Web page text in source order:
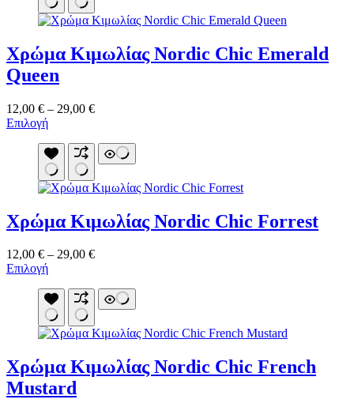
πολλαπλές
παραλλαγές.
επιλογές
μπορούν
να
στη
σελίδα
προϊόντος
Χρώμα Κιμωλίας Nordic Chic Emerald
Queen
12,00 € – 29,00 €Price
through
29,00 €
ΕπιλογήΑυτό
προϊόν
έχει
πολλαπλές
παραλλαγές.
επιλογές
μπορούν
να
επιλεγούν
στη
σελίδα
του
προϊόντος
Χρώμα Κιμωλίας Nordic Chic Forrest
12,00 € – 29,00 €Price
through
29,00 €
ΕπιλογήΑυτό
προϊόν
έχει
πολλαπλές
παραλλαγές.
επιλογές
μπορούν
να
Χρώμα Κιμωλίας Nordic Chic French
Mustard